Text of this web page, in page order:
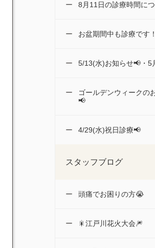
8月11日の診療時間に
お盆期間中も診療です！
5/13(水)お知らせ📢・5
ゴールデンウィークの
📢
4/29(水)祝日診療📢
スタッフブログ
頭痛でお困りの方😭
🎇江戸川花火大会🎆